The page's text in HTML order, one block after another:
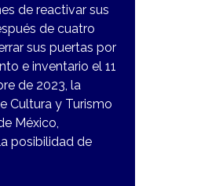
de reactivar sus
de cuatro
sus puertas por
e inventario el 11
de 2023, la
Cultura y Turismo
México,
posibilidad de